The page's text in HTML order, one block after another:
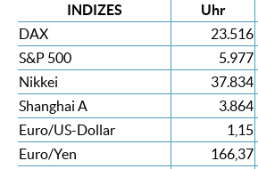
INDIZES
Uhr
DAX
23.516
S&P 500
5.977
Nikkei
37.834
Shanghai A
3.864
Euro/US-Dollar
1,15
Euro/Yen
166,37